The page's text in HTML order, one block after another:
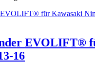
EVOLIFT®
16